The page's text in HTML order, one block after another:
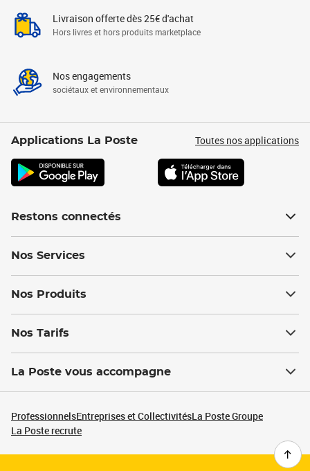
Livraison offerte dès 25€ d'achat
Hors livres et hors produits marketplace
Nos engagements
sociétaux et environnementaux
Applications La Poste Toutes nos applications
Restons connectés
Nos Services
Nos Produits
Nos Tarifs
La Poste vous accompagne
ProfessionnelsEntreprises et CollectivitésLa Poste Groupe
La Poste recrute